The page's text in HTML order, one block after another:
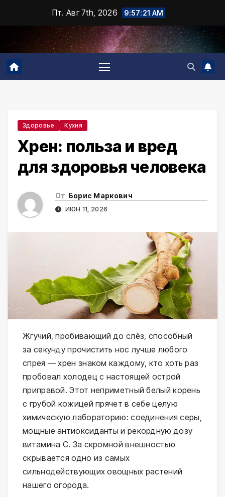
содержимому
Пт. Авг 7th, 2026 9:57:22 AM
Здоровье Кухня
Хрен: польза и вред
для здоровья человека
От Борис Маркович
ИЮН 11, 2026
Жгучий, пробивающий до слёз, способный
за секунду прочистить нос лучше любого
спрея — хрен знаком каждому, кто хоть раз
пробовал холодец с настоящей острой
приправой. Этот неприметный белый корень
с грубой кожицей прячет в себе целую
химическую лабораторию: соединения серы,
мощные антиоксиданты и рекордную дозу
витамина С. За скромной внешностью
скрывается одно из самых
сильнодействующих овощных растений
нашего огорода.